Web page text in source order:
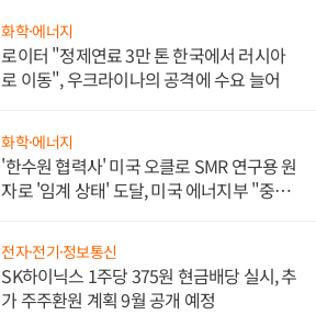
화학·에너지
로이터 "정제연료 3만 톤 한국에서 러시아
로 이동", 우크라이나의 공격에 수요 늘어
화학·에너지
'한수원 협력사' 미국 오클로 SMR 연구용 원
자로 '임계 상태' 도달, 미국 에너지부 "중요
전자·전기·정보통신
SK하이닉스 1주당 375원 현금배당 실시, 추
가 주주환원 계획 9월 공개 예정